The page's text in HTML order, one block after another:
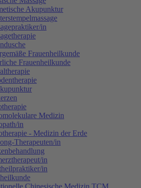
Akupunktur
in
Frauenheilkunde
Frauenheilkunde
Medizin
in
- Medizin der Erde
Therapeuten/in
in
in
Chinesische Medizin TCM